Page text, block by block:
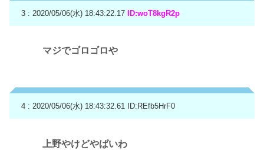
3 : 2020/05/06(水) 18:43:22.17 ID:woT8kgR2p
マジでゴロゴロや
4 : 2020/05/06(水) 18:43:32.61 ID:REfb5HrF0
上野やけどやばいわ